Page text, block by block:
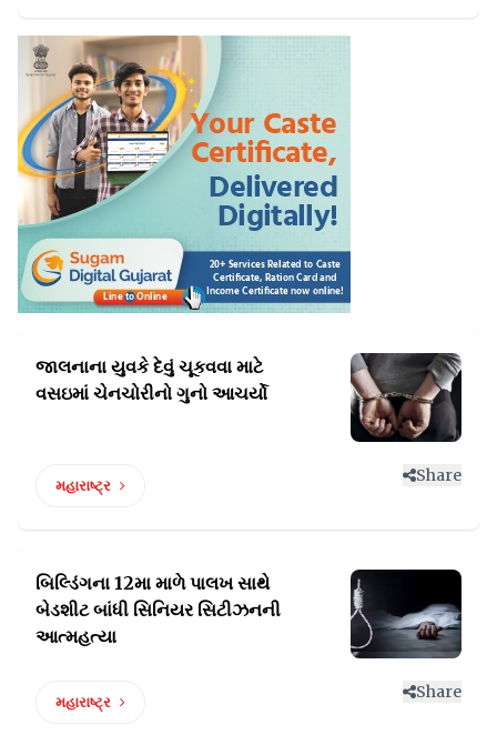
જાલનાના યુવકે દેવું ચૂકવવા માટે
વસઇમાં ચેનચોરીનો ગુનો આચર્યો
મહારાષ્ટ્ર
Share
બિલ્ડિંગના 12મા માળે પાલખ સાથે
બેડશીટબાંધી સિનિયર સિટીઝનની
આત્મહત્યા
મહારાષ્ટ્ર
Share